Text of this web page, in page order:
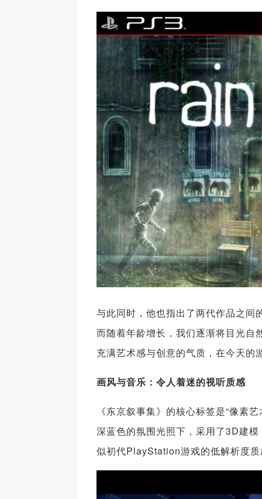
与此同时，他也指出了两代作品之间
而随着年龄增长，我们逐渐将目光
充满艺术感与创意的气质，在今天的
画风与音乐：令人着迷的视听质感
《东京叙事集》的核心标签是“像
深蓝色的氛围光照下，采用了3D建
似初代PlayStation游戏的低解析度